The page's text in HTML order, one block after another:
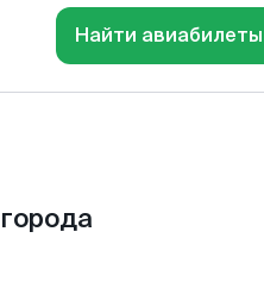
Найти авиабилеты